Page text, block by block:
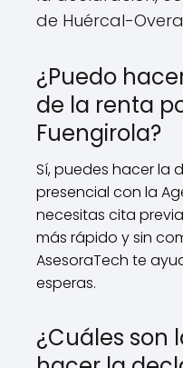
de Huércal-
¿Puedo
de la renta
Fuengirola?
Sí, puedes hacer la
presencial con la
necesitas cita
más rápido y sin
AsesoraTech te
esperas.
¿Cuáles son